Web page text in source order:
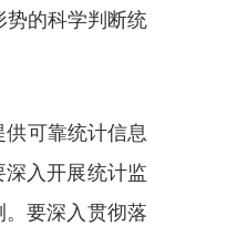
势的科学判断统
可靠统计信息
入开展统计监
要深入贯彻落